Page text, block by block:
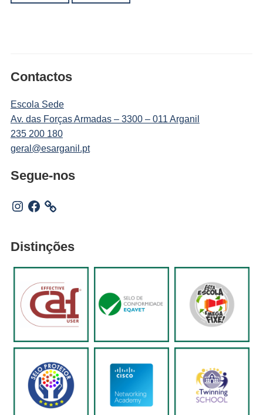
Contactos
Escola Sede
Av. das Forças Armadas – 3300 – 011 Arganil
235 200 180
geral@esarganil.pt
Segue-nos
Instagram
Facebook
Distinções